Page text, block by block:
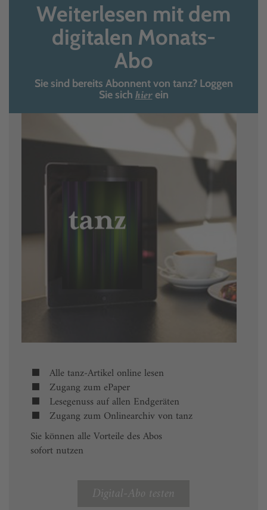
Weiterlesen mit dem
digitalen Monats-
Abo
Sie sind bereits Abonnent von tanz? Loggen
Sie sich hierein
Alle tanz-Artikel online lesen
Zugang zum ePaper
Lesegenuss auf allen Endgeräten
Zugang zum Onlinearchiv von tanz
Sie können alle Vorteile des Abos
sofort nutzen
Digital-Abo testen